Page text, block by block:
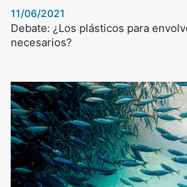
11/06/2021
Debate: ¿Los plásticos para
necesarios?